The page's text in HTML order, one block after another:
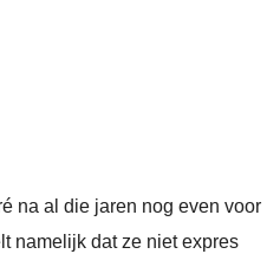
na al die jaren nog even voor
namelijk dat ze niet expres